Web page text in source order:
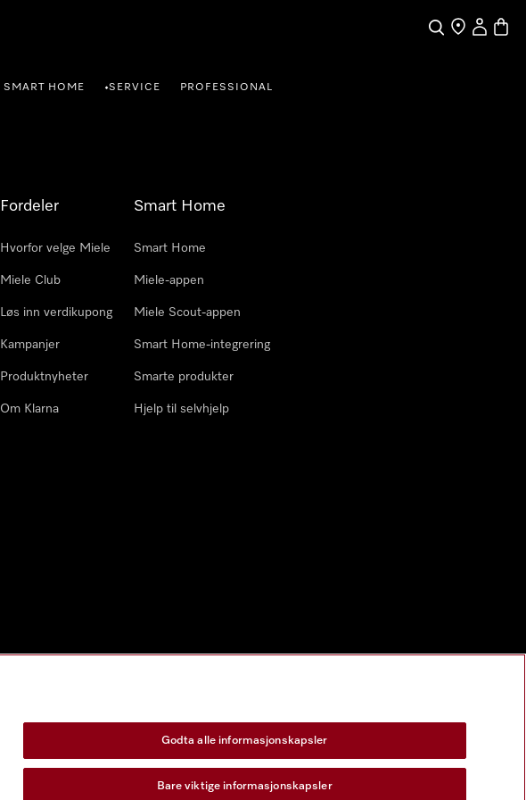
Søk
Finn enMin Konto
SMART HOME •SERVICE PROFESSIONAL
Fordeler
Hvorfor velge Miele
Miele Club
Løs inn verdikupong
Kampanjer
Produktnyheter
Om Klarna
Smart Home
Smart Home
Miele-appen
Miele Scout-appen
Smart Home-integrering
Smarte produkter
Hjelp til selvhjelp
Godta alle informasjonskapsler
Bare viktige informasjonskapsler